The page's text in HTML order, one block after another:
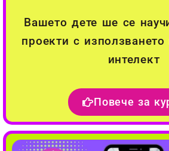
Вашето дете ше се
проекти с използването
интелект
Повече за